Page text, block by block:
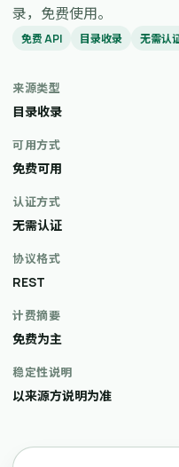
录，免费使用。
免费 API 目录收录 无需认
来源类型
目录收录
可用方式
免费可用
认证方式
无需认证
协议格式
REST
计费摘要
免费为主
稳定性说明
以来源方说明为准